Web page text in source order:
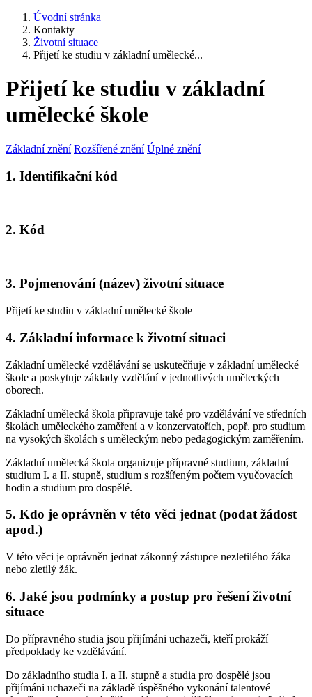
Úvodní stránka
Kontakty
Životní situace
Přijetí ke studiu v základní umělecké...
Přijetí ke studiu v základní
umělecké škole
Základní znění Rozšířené znění Úplné znění
1. Identifikační kód
2. Kód
3. Pojmenování (název) životní situace
Přijetí ke studiu v základní umělecké škole
4. Základní informace k životní situaci
Základní umělecké vzdělávání se uskutečňuje v základní umělecké
škole a poskytuje základy vzdělání v jednotlivých uměleckých
oborech.
Základní umělecká škola připravuje také pro vzdělávání ve středních
školách uměleckého zaměření a v konzervatořích, popř. pro studium
na vysokých školách s uměleckým nebo pedagogickým zaměřením.
Základní umělecká škola organizuje přípravné studium, základní
studium I. a II. stupně, studium s rozšířeným počtem vyučovacích
hodin a studium pro dospělé.
5. Kdo je oprávněn v této věci jednat (podat žádost
apod.)
V této věci je oprávněn jednat zákonný zástupce nezletilého žáka
nebo zletilý žák.
6. Jaké jsou podmínky a postup pro řešení životní
situace
Do přípravného studia jsou přijímáni uchazeči, kteří prokáží
předpoklady ke vzdělávání.
Do základního studia I. a II. stupně a studia pro dospělé jsou
přijímáni uchazeči na základě úspěšného vykonání talentové